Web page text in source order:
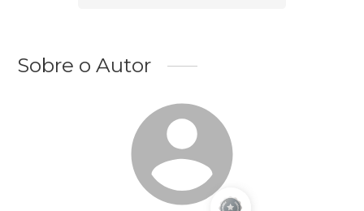
Sobre o Autor